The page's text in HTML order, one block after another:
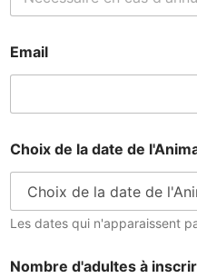
Email
à
Choix de la date de
Les dates qui n'apparaissent
Nombre d'adultes à